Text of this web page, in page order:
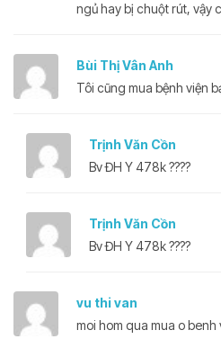
ngủ hay bị chuột rút, vậy
Bùi Thị Vân Anh
Tôi cũng mua bệnh viện
Trịnh Văn Cồn
Bv ĐH Y 478k ????
Trịnh Văn Cồn
Bv ĐH Y 478k ????
vu thi van
moi hom qua mua o